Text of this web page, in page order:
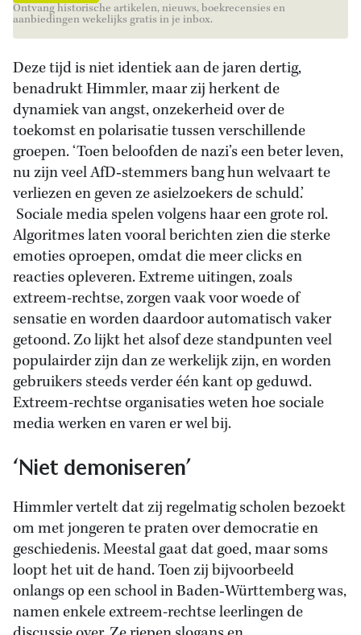
Ontvang historische artikelen, nieuws, boekrecensies en
aanbiedingen wekelijks gratis in je inbox.
Deze tijd is niet identiek aan de jaren dertig,
benadrukt Himmler, maar zij herkent de
dynamiek van angst, onzekerheid over de
toekomst en polarisatie tussen verschillende
groepen. ‘Toen beloofden de nazi’s een beter leven,
nu zijn veel AfD‑stemmers bang hun welvaart te
verliezen en geven ze asielzoekers de schuld.’
Sociale media spelen volgens haar een grote rol.
Algoritmes laten vooral berichten zien die sterke
emoties oproepen, omdat die meer clicks en
reacties opleveren. Extreme uitingen, zoals
extreem-rechtse, zorgen vaak voor woede of
sensatie en worden daardoor automatisch vaker
getoond. Zo lijkt het alsof deze standpunten veel
populairder zijn dan ze werkelijk zijn, en worden
gebruikers steeds verder één kant op geduwd.
Extreem-rechtse organisaties weten hoe sociale
media werken en varen er wel bij.
‘Niet demoniseren’
Himmler vertelt dat zij regelmatig scholen bezoekt
om met jongeren te praten over democratie en
geschiedenis. Meestal gaat dat goed, maar soms
loopt het uit de hand. Toen zij bijvoorbeeld
onlangs op een school in Baden‑Württemberg was,
namen enkele extreem-rechtse leerlingen de